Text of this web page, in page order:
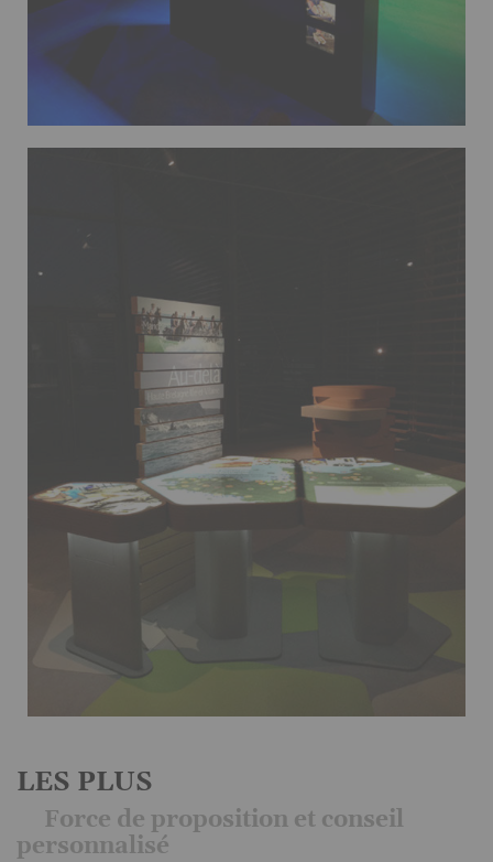
LES PLUS
Force de proposition et conseil
personnalisé